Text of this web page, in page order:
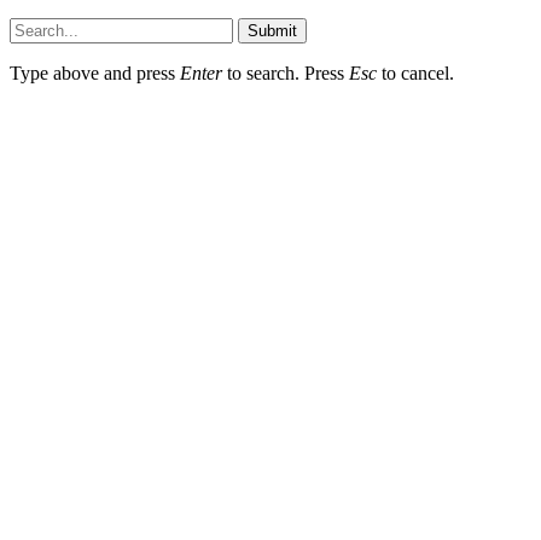
Submit
Type above and press Enterto search. Press Esc to cancel.